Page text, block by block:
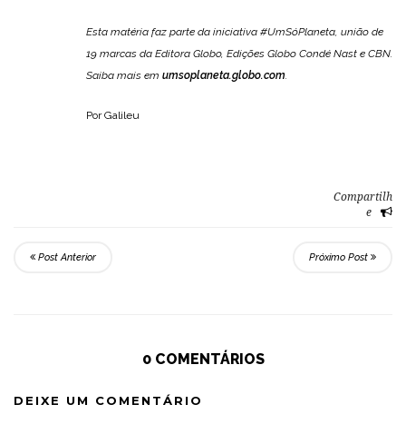
Esta matéria faz parte da iniciativa #UmSóPlaneta, união de
19 marcas da Editora Globo, Edições Globo Condé Nast e CBN.
Saiba mais em umsoplaneta.globo.com
Por Galileu
Compartilh
e
Post Anterior Próximo Post
0 COMENTÁRIOS
DEIXE UM COMENTÁRIO